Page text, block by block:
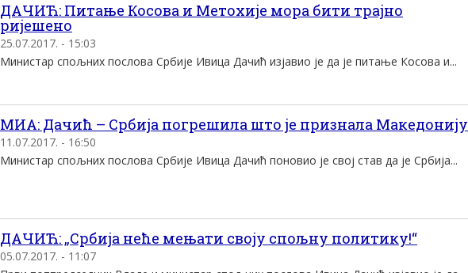
ДАЧИЋ: Питање Косова и Метохије мора бити трајно
ријешено
25.07.2017. - 15:03
Министар спољних послова Србије Ивица Дачић изјавио је да је питање Косова и...
МИА: Дачић – Србија погрешила што је признала Македонију
11.07.2017. - 16:50
Министар спољних послова Србије Ивица Дачић поновио је свој став да је Србија...
ДАЧИЋ: „Србија неће мењати своју спољну политику!“
05.07.2017. - 11:07